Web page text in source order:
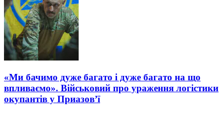
«Ми бачимо дуже багато і дуже багато на що
впливаємо». Військовий про ураження логістики
окупантів у Приазов’ї